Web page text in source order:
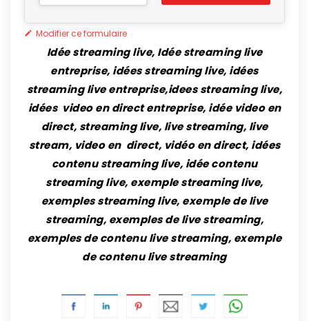
Modifier ce formulaire
Idée streaming live, Idée streaming live
entreprise, idées streaming live, idées
streaming live entreprise,idees streaming live,
idées video en direct entreprise, idée video en
direct, streaming live, live streaming, live
stream, video en direct, vidéo en direct, idées
contenu streaming live, idée contenu
streaming live, exemple streaming live,
exemples streaming live, exemple de live
streaming, exemples de live streaming,
exemples de contenu live streaming, exemple
de contenu live streaming